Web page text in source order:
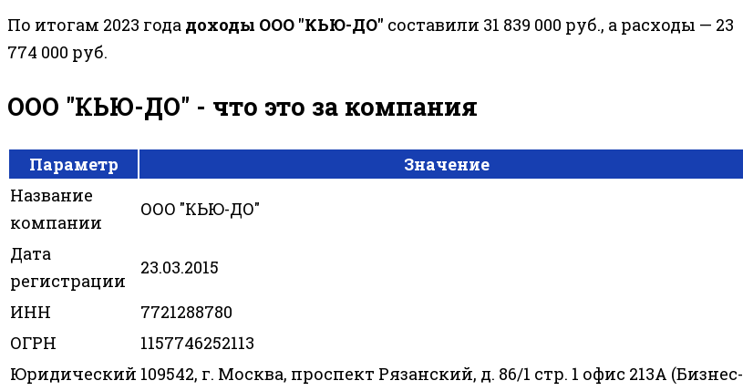
По итогам 2023 года доходы ООО "КЬЮ-ДО" составили 31 839 000 руб., а расходы — 23
774 000 руб.
ООО "КЬЮ-ДО" - что это за компания
Параметр
Значение
Название
компании
ООО "КЬЮ-ДО"
Дата
регистрации
23.03.2015
ИНН
7721288780
ОГРН
1157746252113
Юридический 109542, г. Москва, проспект Рязанский, д. 86/1 стр. 1 офис 213А (Бизнес-